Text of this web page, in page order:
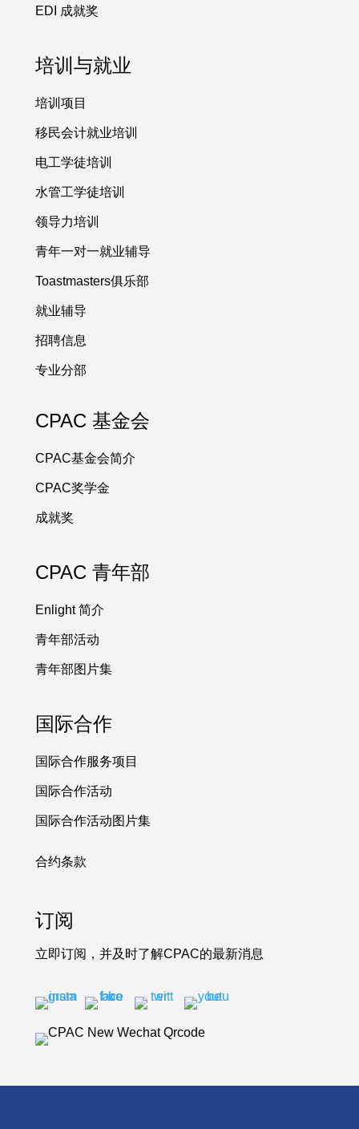
EDI 成就奖
培训与就业
培训项目
移民会计就业培训
电工学徒培训
水管工学徒培训
领导力培训
青年一对一就业辅导
Toastmasters俱乐部
就业辅导
招聘信息
专业分部
CPAC 基金会
CPAC基金会简介
CPAC奖学金
成就奖
CPAC 青年部
Enlight 简介
青年部活动
青年部图片集
国际合作
国际合作服务项目
国际合作活动
国际合作活动图片集
合约条款
订阅
立即订阅，并及时了解CPAC的最新消息